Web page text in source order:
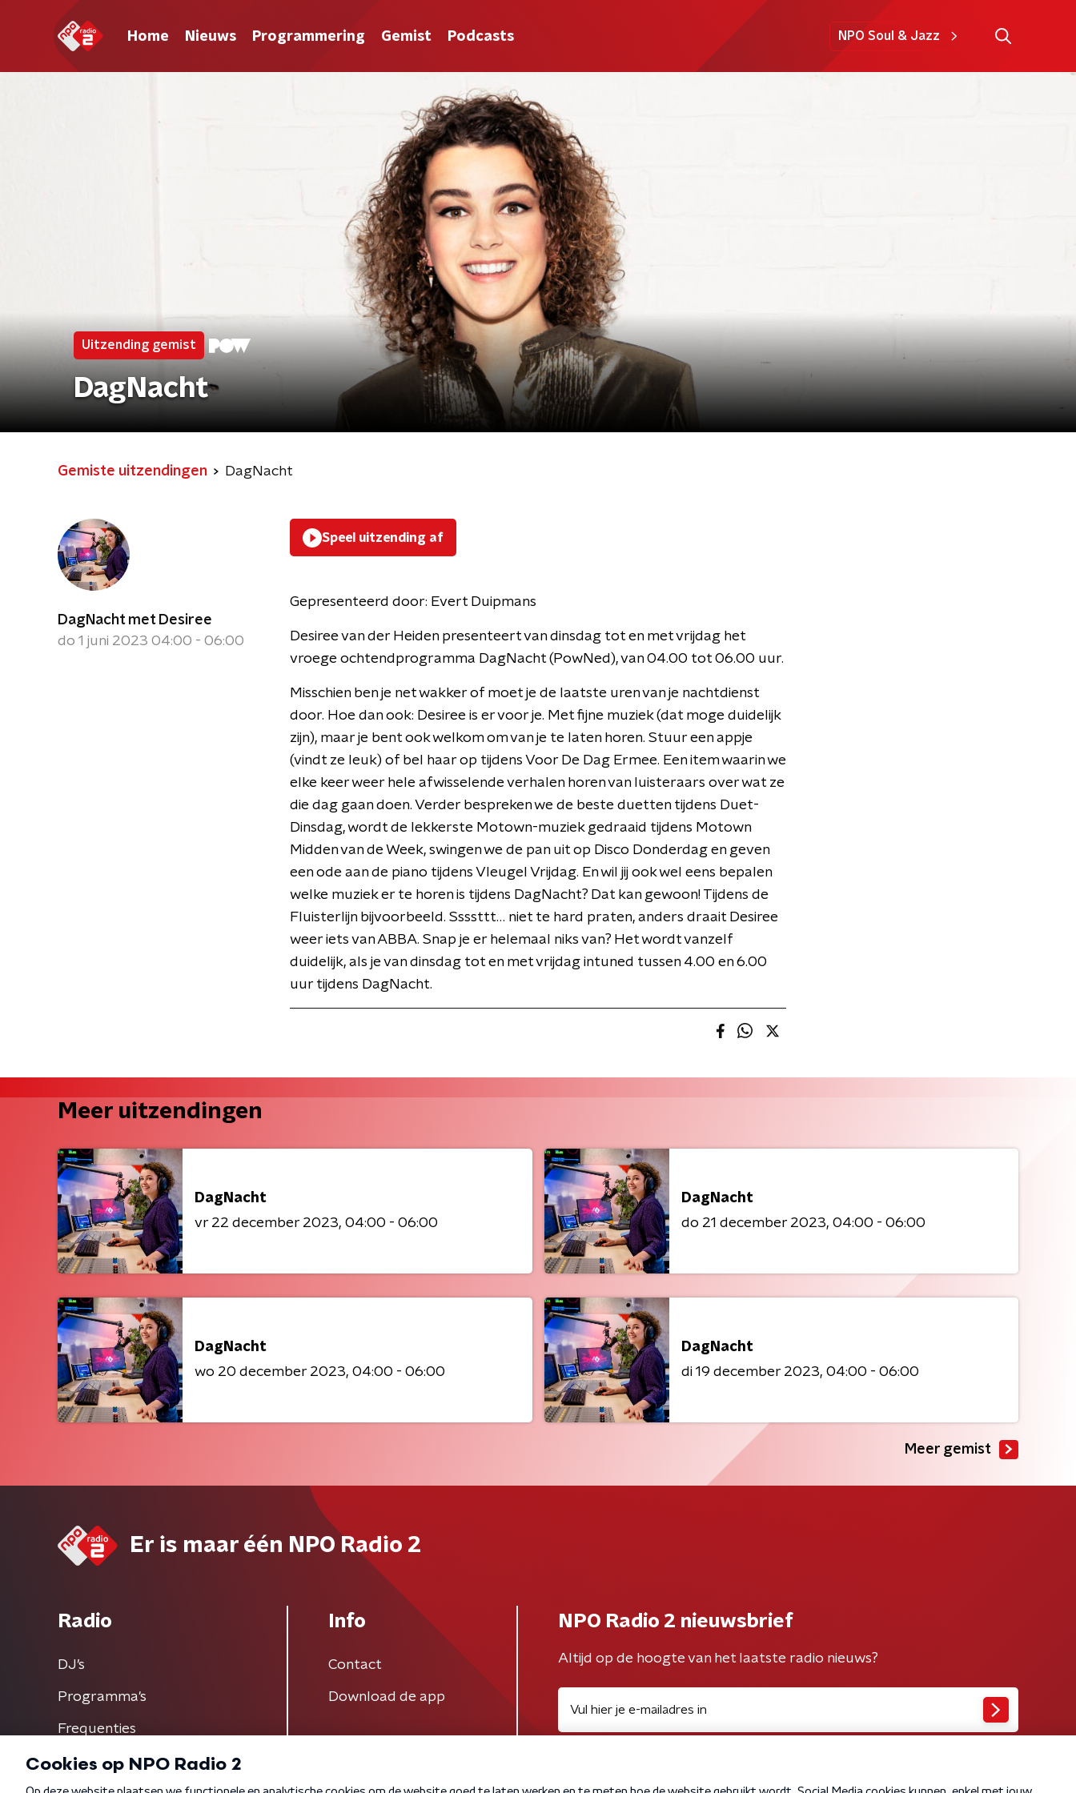
Home Nieuws Programmering Gemist Podcasts NPO Soul & Jazz
Uitzending gemist
DagNacht
Gemiste uitzendingen DagNacht
DagNacht met Desiree
do 1 juni 2023 04:00 - 06:00
Speel uitzending af
Gepresenteerd door: Evert Duipmans
Desiree van der Heiden presenteert van dinsdag tot en met vrijdag het
vroege ochtendprogramma DagNacht (PowNed), van 04.00 tot 06.00 uur.
Misschien ben je net wakker of moet je de laatste uren van je nachtdienst
door. Hoe dan ook: Desiree is er voor je. Met fijne muziek (dat moge duidelijk
zijn), maar je bent ook welkom om van je te laten horen. Stuur een appje
(vindt ze leuk) of bel haar op tijdens Voor De Dag Ermee. Een item waarin we
elke keer weer hele afwisselende verhalen horen van luisteraars over wat ze
die dag gaan doen. Verder bespreken we de beste duetten tijdens Duet-
Dinsdag, wordt de lekkerste Motown-muziek gedraaid tijdens Motown
Midden van de Week, swingen we de pan uit op Disco Donderdag en geven
een ode aan de piano tijdens Vleugel Vrijdag. En wil jij ook wel eens bepalen
welke muziek er te horen is tijdens DagNacht? Dat kan gewoon! Tijdens de
Fluisterlijn bijvoorbeeld. Ssssttt… niet te hard praten, anders draait Desiree
weer iets van ABBA. Snap je er helemaal niks van? Het wordt vanzelf
duidelijk, als je van dinsdag tot en met vrijdag intuned tussen 4.00 en 6.00
uur tijdens DagNacht.
Meer uitzendingen
DagNacht
vr 22 december 2023 04:00 - 06:00
DagNacht
do 21 december 2023 04:00 - 06:00
DagNacht
wo 20 december 2023 04:00 - 06:00
DagNacht
di 19 december 2023 04:00 - 06:00
Meer gemist
Er is maar één NPO Radio 2
Radio
DJ’s
Programma's
Frequenties
Info
Contact
Download de app
NPO Radio 2 nieuwsbrief
Altijd op de hoogte van het laatste radio nieuws?